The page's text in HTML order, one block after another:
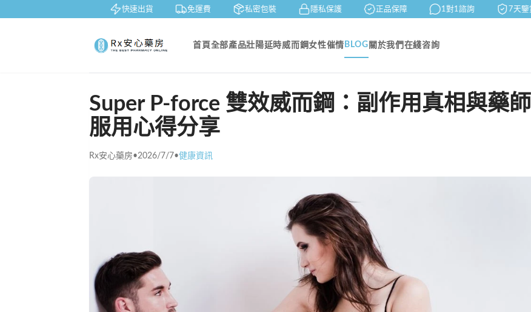
快速出貨 免運費 私密包裝 隱私保護 正品保障 1對1諮詢 7天鑒賞
首頁全部產品壯陽延時威而鋼女性催情 BLOG 關於我們 在綫咨詢
Super P-force 雙效威而鋼：副作用真相與藥師
服用心得分享
Rx安心藥房•2026/7/7•健康資訊